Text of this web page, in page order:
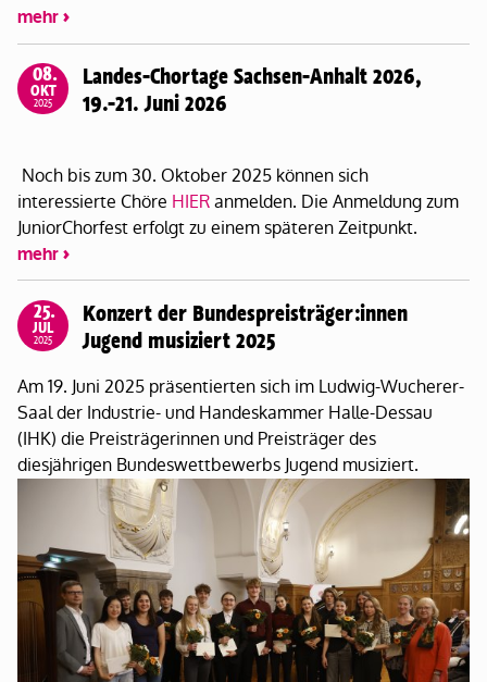
mehr
08.
OKT
2025
Landes-Chortage Sachsen-Anhalt 2026,
19.-21. Juni 2026
Noch bis zum 30. Oktober 2025 können sich
interessierte Chöre HIERanmelden. Die Anmeldung zum
JuniorChorfest erfolgt zu einem späteren Zeitpunkt.
mehr
25.
JUL
2025
Konzert der Bundespreisträger:innen
Jugend musiziert 2025
Am 19. Juni 2025 präsentierten sich im Ludwig-Wucherer-
Saal der Industrie- und Handeskammer Halle-Dessau
(IHK) die Preisträgerinnen und Preisträger des
diesjährigen Bundeswettbewerbs Jugend musiziert.